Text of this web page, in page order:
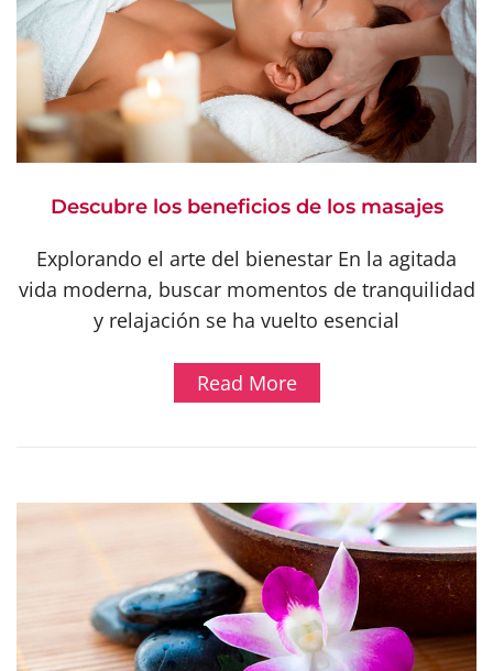
Descubre los beneficios de los masajes
Explorando el arte del bienestar En la agitada
vida moderna, buscar momentos de tranquilidad
y relajación se ha vuelto esencial
Read More